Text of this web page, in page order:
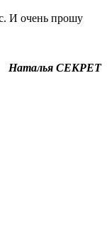
И очень прошу
Наталья СЕКРЕТ